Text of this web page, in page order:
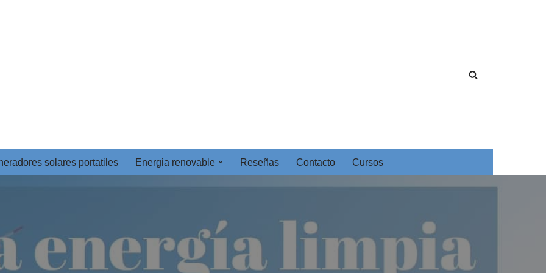
solares portatiles Energia renovable Reseñas Contacto Cursos